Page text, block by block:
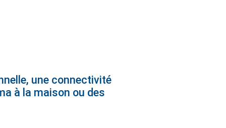
une connectivité
à la maison ou des